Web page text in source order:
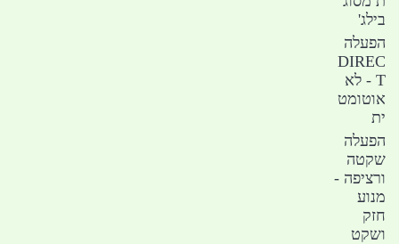
בילג'
הפעלה
DIREC
T - לא
אוטומט
ית
הפעלה
שקטה
ורציפה -
מנוע
חזק
ושקט